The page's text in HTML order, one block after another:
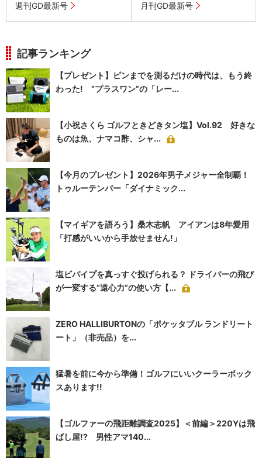
週刊GD最新号 月刊GD最新号
記事ランキング
【プレゼント】ピンまでを測るだけの時代は、もう終
わった! “プラスワン”の「レー...
【小祝さくら ゴルフときどきタン塩】Vol.92 好きな
ものは魚、ナマコ酢、シャ...
【今月のプレゼント】2026年男子メジャー全制覇！
トゥルーテンパー「ダイナミック...
【マイギアを語ろう】桑木志帆 アイアンは8年愛用
「打感がいいから手放せません!」
塩ビパイプを真っすぐ投げられる？ ドライバーの飛び
が一変する“遠心力”の使い方【...
ZERO HALLIBURTONの「ポケッタブル ランドリート
ート」（非売品）を...
猛暑を前に今から準備！ゴルフにいいクーラーボック
スあります!!
【ゴルファーの飛距離調査2025】＜前編＞220Yは飛
ばし屋!? 男性アマ140...